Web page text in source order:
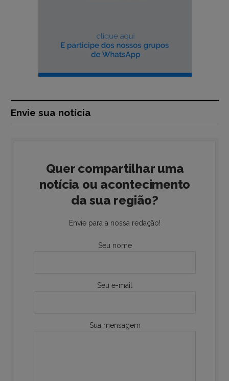
Envie sua notícia
Quer compartilhar uma
notícia ou acontecimento
da sua região?
Envie para a nossa redação!
Seu nome
Seu e-mail
Sua mensagem